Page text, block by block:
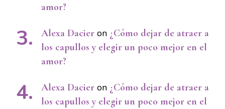
amor?
Alexa Dacier on ¿Cómo dejar de atraer a
los capullos y elegir un poco mejor en el
amor?
Alexa Dacier on ¿Cómo dejar de atraer a
los capullos y elegir un poco mejor en el